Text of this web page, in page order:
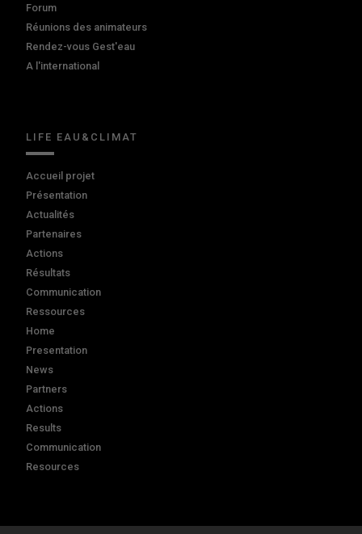
Forum
Réunions des animateurs
Rendez-vous Gest'eau
A l'international
LIFE EAU&CLIMAT
Accueil projet
Présentation
Actualités
Partenaires
Actions
Résultats
Communication
Ressources
Home
Presentation
News
Partners
Actions
Results
Communication
Resources